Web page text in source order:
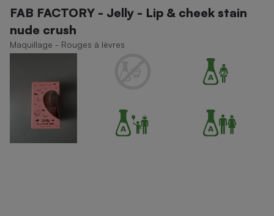
FAB FACTORY - Jelly - Lip & cheek stain
nude crush
Maquillage - Rouges à lèvres